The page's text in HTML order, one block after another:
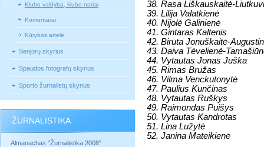
Klubo valdyba, klubo nariai
Komentarai
Kūrybos artelė
Senjorų skyrius
Spaudos fotografų skyrius
Sporto žurnalistų skyrius
ŽURNALISTIKA
Almanachas "Žurnalistika 2008"
38. Rasa Liškauskaitė-
39. Lilija Valatkienė
40. Nijolė Galinienė
41. Gintaras Kaltenis
42. Biruta Jonuškaitė-
43. Daiva Tėvelienė-
44. Vytautas Jonas Juška
45. Rimas Bružas
46. Vilma Venckutonytė
47. Paulius Kunčinas
48. Vytautas Ruškys
49. Raimondas Puišys
50. Vytautas Kandrotas
51. Lina Lužytė
52. Janina Mateikienė